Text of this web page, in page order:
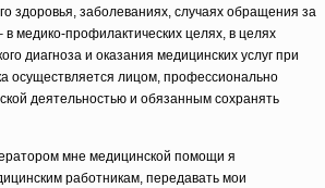
здоровья, заболеваниях, случаях обращения за
медико-профилактических целях, в целях
диагноза и оказания медицинских услуг при
осуществляется лицом, профессионально
деятельностью и обязанным сохранять
мне медицинской помощи я
работникам, передавать мои